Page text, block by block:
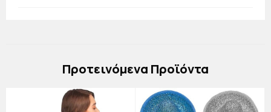
Πρoτεινόμενα Προϊόντα